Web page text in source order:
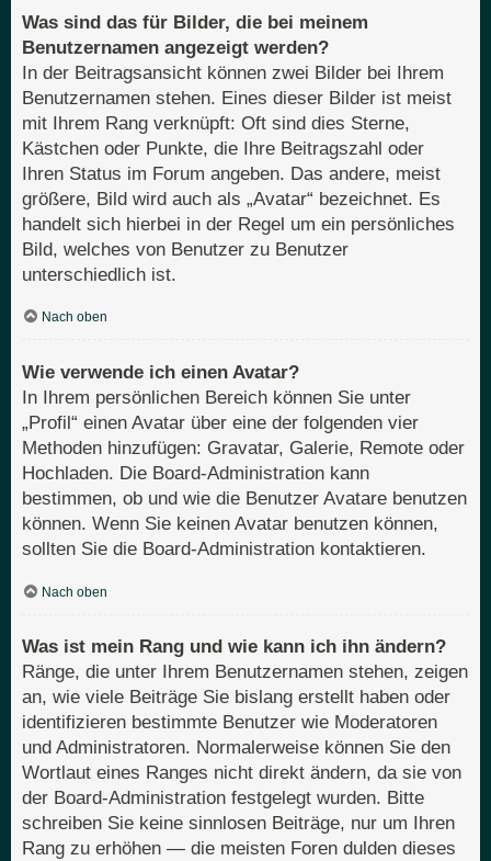
Was sind das für Bilder, die bei meinem
Benutzernamen angezeigt werden?
In der Beitragsansicht können zwei Bilder bei Ihrem
Benutzernamen stehen. Eines dieser Bilder ist meist
mit Ihrem Rang verknüpft: Oft sind dies Sterne,
Kästchen oder Punkte, die Ihre Beitragszahl oder
Ihren Status im Forum angeben. Das andere, meist
größere, Bild wird auch als „Avatar“ bezeichnet. Es
handelt sich hierbei in der Regel um ein persönliches
Bild, welches von Benutzer zu Benutzer
unterschiedlich ist.
Nach oben
Wie verwende ich einen Avatar?
In Ihrem persönlichen Bereich können Sie unter
„Profil“ einen Avatar über eine der folgenden vier
Methoden hinzufügen: Gravatar, Galerie, Remote oder
Hochladen. Die Board-Administration kann
bestimmen, ob und wie die Benutzer Avatare benutzen
können. Wenn Sie keinen Avatar benutzen können,
sollten Sie die Board-Administration kontaktieren.
Nach oben
Was ist mein Rang und wie kann ich ihn ändern?
Ränge, die unter Ihrem Benutzernamen stehen, zeigen
an, wie viele Beiträge Sie bislang erstellt haben oder
identifizieren bestimmte Benutzer wie Moderatoren
und Administratoren. Normalerweise können Sie den
Wortlaut eines Ranges nicht direkt ändern, da sie von
der Board-Administration festgelegt wurden. Bitte
schreiben Sie keine sinnlosen Beiträge, nur um Ihren
Rang zu erhöhen — die meisten Foren dulden dieses